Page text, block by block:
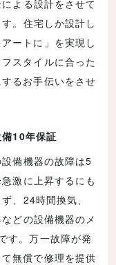
よる設計をさせて
。住宅しか設計し
ートに」を実現し
スタイルに合った
るお手伝いをさせ
10年保証
備機器の故障は5
激に上昇するにも
、24時間換気、
どの設備機器のメ
す。万一故障が発
無償で修理を提供